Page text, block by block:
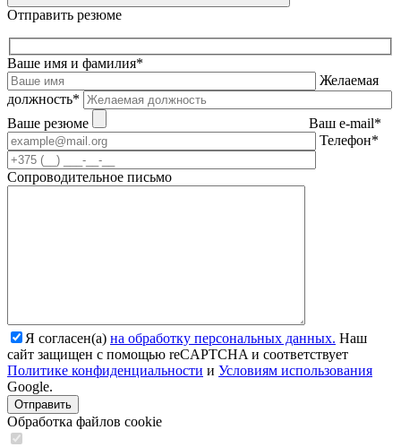
Отправить резюме
Ваше имя и фамилия*
Желаемая
должность*
Ваше резюме
Ваш e-mail*
Телефон*
Сопроводительное письмо
Я согласен(а) на обработку персональных данных. Наш
сайт защищен с помощью reCAPTCHA и соответствует
Политике конфиденциальности и Условиям использования
Google.
Обработка файлов cookie